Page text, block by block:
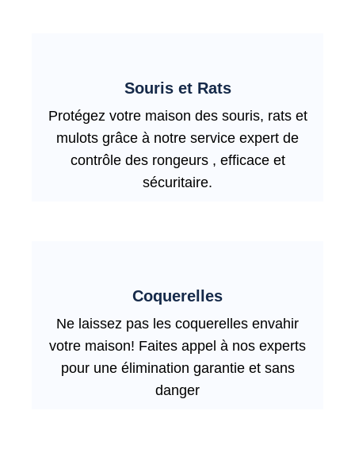
Souris et Rats
Protégez votre maison des souris, rats et
mulots grâce à notre service expert de
contrôle des rongeurs , efficace et
sécuritaire.
Coquerelles
Ne laissez pas les coquerelles envahir
votre maison! Faites appel à nos experts
pour une élimination garantie et sans
danger